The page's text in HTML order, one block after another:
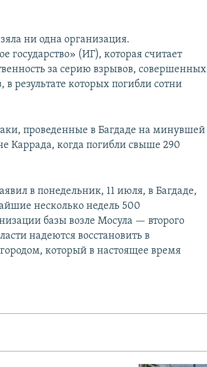
ни одна организация.
государство» (ИГ), которая считает
за серию взрывов, совершенных
результате которых погибли сотни
проведенные в Багдаде на минувшей
Каррада, когда погибли свыше 290
в понедельник, 11 июля, в Багдаде,
несколько недель 500
базы возле Мосула — второго
надеются восстановить в
который в настоящее время